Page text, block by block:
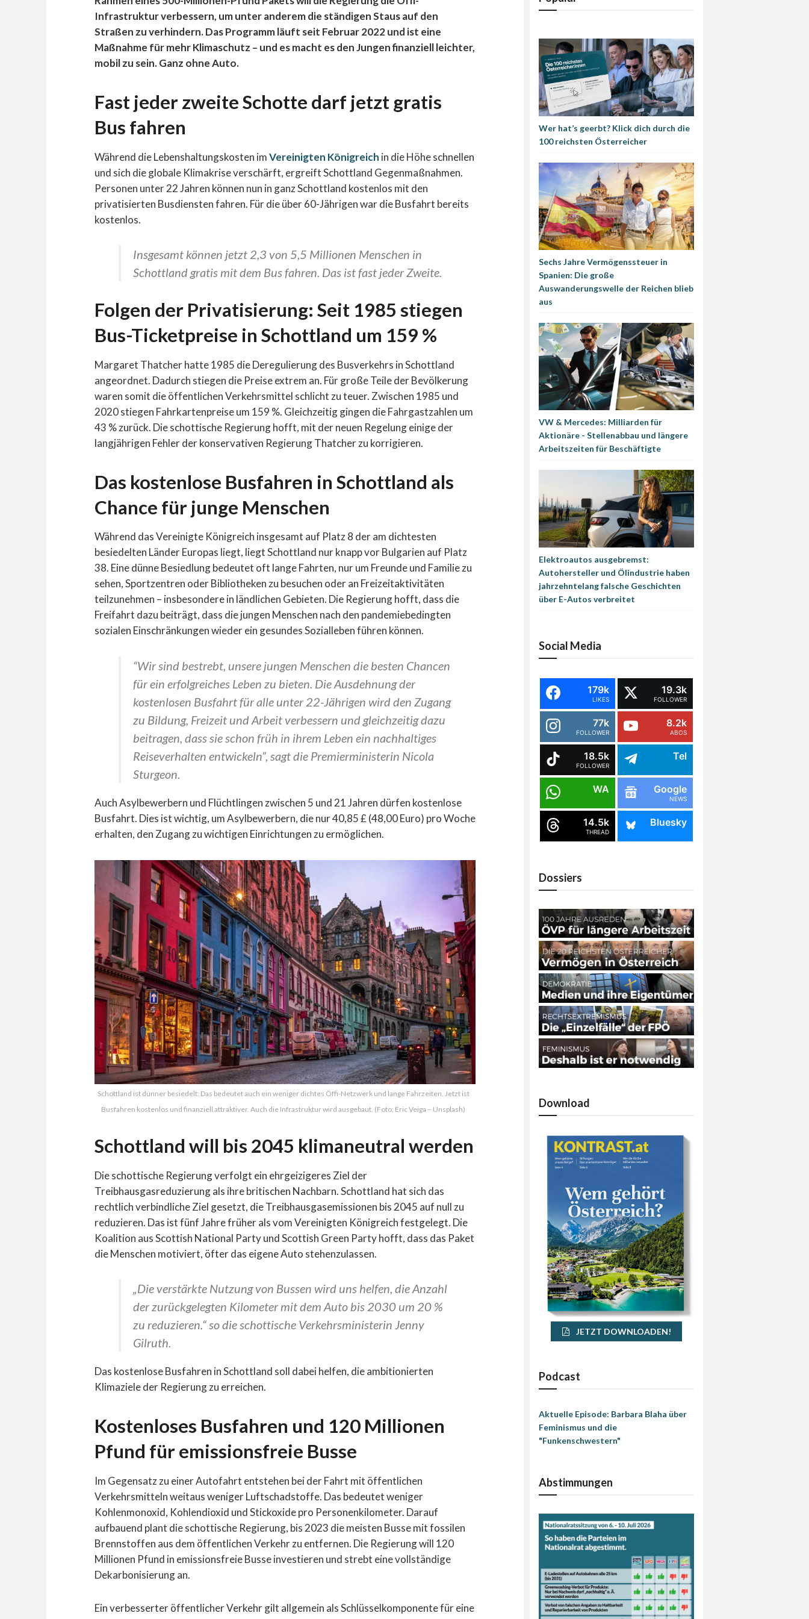
Infrastruktur verbessern, um unter anderem die ständigen Staus auf den
Straßen zu verhindern. Das Programm läuft seit Februar 2022 und ist eine
Maßnahme für mehr Klimaschutz – und es macht es den Jungen finanziell leichter,
mobil zu sein. Ganz ohne Auto.
Fast jeder zweite Schotte darf jetzt gratis
Bus fahren
Während die Lebenshaltungskosten imVereinigten Königreich in die Höhe schnellen
und sich die globale Klimakrise verschärft, ergreift Schottland Gegenmaßnahmen.
Personen unter 22 Jahren können nun in ganz Schottland kostenlos mit den
privatisierten Busdiensten fahren. Für die über 60-Jährigen war die Busfahrt bereits
kostenlos.
Insgesamt können jetzt 2,3 von 5,5 Millionen Menschen in
Schottland gratis mit dem Bus fahren. Das ist fast jeder Zweite.
Folgen der Privatisierung: Seit 1985 stiegen
Bus-Ticketpreise in Schottland um 159 %
Margaret Thatcher hatte 1985 die Deregulierung des Busverkehrs in Schottland
angeordnet. Dadurch stiegen die Preise extrem an. Für große Teile der Bevölkerung
waren somit die öffentlichen Verkehrsmittel schlicht zu teuer. Zwischen 1985 und
2020 stiegen Fahrkartenpreise um 159 %. Gleichzeitig gingen die Fahrgastzahlen um
43 % zurück. Die schottische Regierung hofft, mit der neuen Regelung einige der
langjährigen Fehler der konservativen Regierung Thatcher zu korrigieren.
Das kostenlose Busfahren in Schottland als
Chance für junge Menschen
Während das Vereinigte Königreich insgesamt auf Platz 8 der am dichtesten
besiedelten Länder Europas liegt, liegt Schottland nur knapp vor Bulgarien auf Platz
38. Eine dünne Besiedlung bedeutet oft lange Fahrten, nur um Freunde und Familie zu
sehen, Sportzentren oder Bibliotheken zu besuchen oder an Freizeitaktivitäten
teilzunehmen – insbesondere in ländlichen Gebieten. Die Regierung hofft, dass die
Freifahrt dazu beiträgt, dass die jungen Menschen nach den pandemiebedingten
sozialen Einschränkungen wieder ein gesundes Sozialleben führen können.
“Wir sind bestrebt, unsere jungen Menschen die besten Chancen
für ein erfolgreiches Leben zu bieten. Die Ausdehnung der
kostenlosen Busfahrt für alle unter 22-Jährigen wird den Zugang
zu Bildung, Freizeit und Arbeit verbessern und gleichzeitig dazu
beitragen, dass sie schon früh in ihrem Leben ein nachhaltiges
Reiseverhalten entwickeln”, sagt die Premierministerin Nicola
Sturgeon.
Auch Asylbewerbern und Flüchtlingen zwischen 5 und 21 Jahren dürfen kostenlose
Busfahrt. Dies ist wichtig, um Asylbewerbern, die nur 40,85 £ (48,00 Euro) pro Woche
erhalten, den Zugang zu wichtigen Einrichtungen zu ermöglichen.
Schottland ist dünner besiedelt: Das bedeutet auch ein weniger dichtes Öffi-Netzwerk und lange Fahrzeiten. Jetzt ist
Busfahren kostenlos und finanziell attraktiver. Auch die Infrastruktur wird ausgebaut. (Foto: Eric Veiga – Unsplash)
Schottland will bis 2045 klimaneutral werden
Die schottische Regierung verfolgt ein ehrgeizigeres Ziel der
Treibhausgasreduzierung als ihre britischen Nachbarn. Schottland hat sich das
rechtlich verbindliche Ziel gesetzt, die Treibhausgasemissionen bis 2045 auf null zu
reduzieren. Das ist fünf Jahre früher als vom Vereinigten Königreich festgelegt. Die
Koalition aus Scottish National Party und Scottish Green Party hofft, dass das Paket
die Menschen motiviert, öfter das eigene Auto stehenzulassen.
„Die verstärkte Nutzung von Bussen wird uns helfen, die Anzahl
der zurückgelegten Kilometer mit dem Auto bis 2030 um 20 %
zu reduzieren.“ so die schottische Verkehrsministerin Jenny
Gilruth.
Das kostenlose Busfahren in Schottland soll dabei helfen, die ambitionierten
Klimaziele der Regierung zu erreichen.
Kostenloses Busfahren und 120 Millionen
Pfund für emissionsfreie Busse
Im Gegensatz zu einer Autofahrt entstehen bei der Fahrt mit öffentlichen
Verkehrsmitteln weitaus weniger Luftschadstoffe. Das bedeutet weniger
Kohlenmonoxid, Kohlendioxid und Stickoxide pro Personenkilometer. Darauf
aufbauend plant die schottische Regierung, bis 2023 die meisten Busse mit fossilen
Brennstoffen aus dem öffentlichen Verkehr zu entfernen. Die Regierung will 120
Millionen Pfund in emissionsfreie Busse investieren und strebt eine vollständige
Dekarbonisierung an.
Ein verbesserter öffentlicher Verkehr gilt allgemein als Schlüsselkomponente für eine
Wer hat’s geerbt? Klick dich durch die
100 reichsten Österreicher
Sechs Jahre Vermögenssteuer in
Spanien: Die große
Auswanderungswelle der Reichen blieb
aus
VW & Mercedes: Milliarden für
Aktionäre - Stellenabbau und längere
Arbeitszeiten für Beschäftigte
Elektroautos ausgebremst:
Autohersteller und Ölindustrie haben
jahrzehntelang falsche Geschichten
über E-Autos verbreitet
Social Media
179k
LIKES
19.3k
FOLLOWER
77k
FOLLOWER
8.2k
ABOS
18.5k
FOLLOWER
Tel
WA Google
NEWS
14.5k
THREAD
Bluesky
Dossiers
Download
JETZT DOWNLOADEN!
Podcast
Aktuelle Episode: Barbara Blaha über
Feminismus und die
"Funkenschwestern"
Abstimmungen